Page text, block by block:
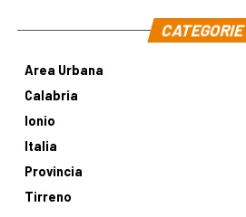
CATEGORIE
Area Urbana
Calabria
Ionio
Italia
Provincia
Tirreno